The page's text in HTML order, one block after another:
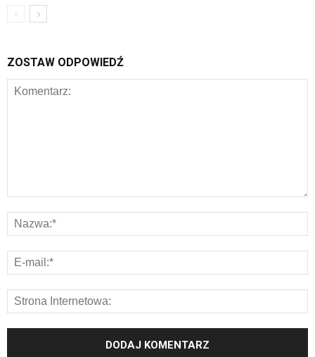
ZOSTAW ODPOWIEDŹ